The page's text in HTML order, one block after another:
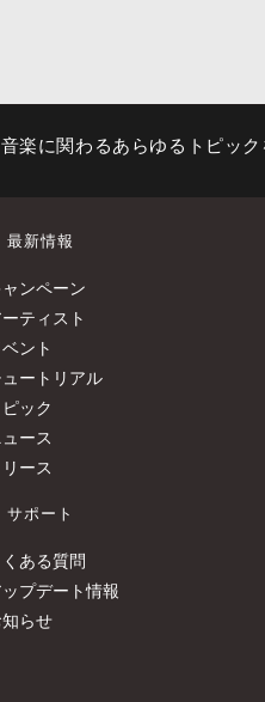
楽に関わるあらゆるトピッ
最新情報
ンペーン
ティスト
ント
ートリアル
ピック
ース
リース
サポート
くある質問
ップデート情報
知らせ